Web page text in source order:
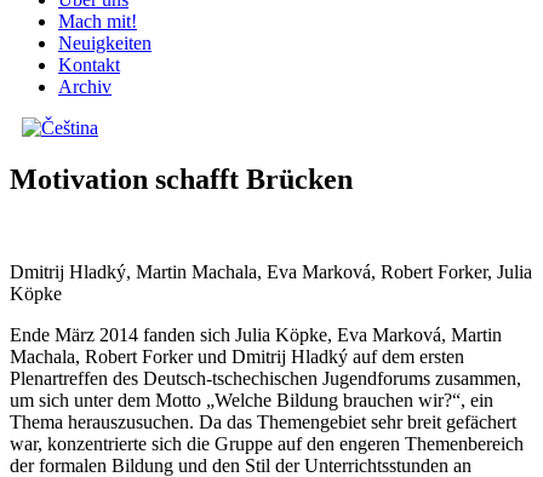
Mach mit!
Neuigkeiten
Kontakt
Archiv
Motivation schafft Brücken
Dmitrij Hladký, Martin Machala, Eva Marková, Robert Forker, Julia
Köpke
Ende März 2014 fanden sich Julia Köpke, Eva Marková, Martin
Machala, Robert Forker und Dmitrij Hladký auf dem ersten
Plenartreffen des Deutsch-tschechischen Jugendforums zusammen,
um sich unter dem Motto „Welche Bildung brauchen wir?“, ein
Thema herauszusuchen. Da das Themengebiet sehr breit gefächert
war, konzentrierte sich die Gruppe auf den engeren Themenbereich
der formalen Bildung und den Stil der Unterrichtsstunden an